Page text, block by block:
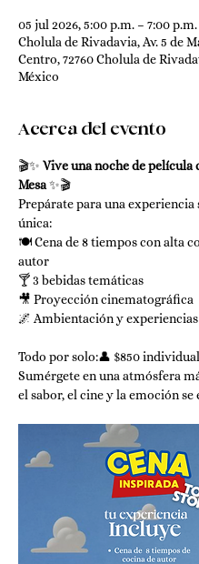
05 jul 2026, 5:00 p.m. – 7:00 p.m.
Cholula de Rivadavia, Av. 5 de
Centro, 72760 Cholula de
México
Acerca del evento
🎬✨ Vive una noche de película
Mesa ✨🎬
Prepárate para una experiencia
única:
🍽️ Cena de 8 tiempos con alta
autor
🍸 3 bebidas temáticas
🎥 Proyección cinematográfica
🌌 Ambientación y
Todo por solo:👤 $850 individual
Sumérgete en una atmósfera
el sabor, el cine y la emoción se